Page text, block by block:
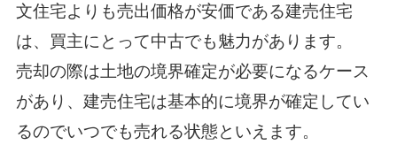
文住宅よりも売出価格が安価である建売住宅
は、買主にとって中古でも魅力があります。
売却の際は土地の境界確定が必要になるケース
があり、建売住宅は基本的に境界が確定してい
るのでいつでも売れる状態といえます。